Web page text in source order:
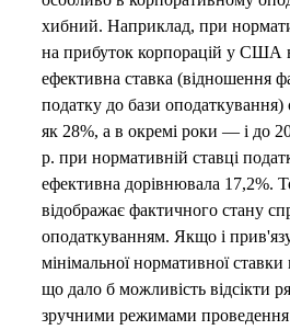
хибний. Наприклад, при
на прибуток корпорацій у США
ефективна ставка (відношення
податку до бази оподаткування)
як 28%, а в окремі роки — і до
р. при нормативній ставці
ефективна дорівнювала 17,2%.
відображає фактичного стану
оподаткуванням. Якщо і
мінімальної нормативної
що дало б можливість відсікти
зручними режимами проведення